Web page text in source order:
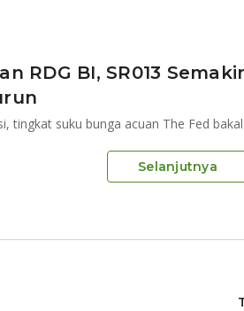
RDG BI, SR013
Selanjutnya